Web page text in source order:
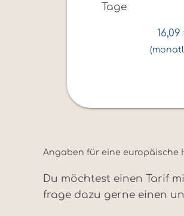
Tage
16,09
Angaben für eine europäische
Du möchtest einen Tarif
frage dazu gerne einen